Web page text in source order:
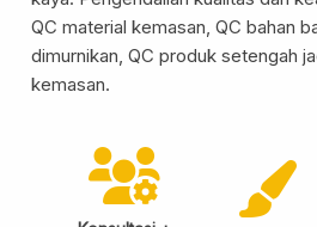
QC material kemasan, QC bahan
dimurnikan, QC produk setengah
kemasan.